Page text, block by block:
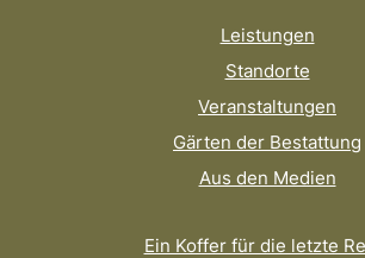
Leistungen
Standorte
Veranstaltungen
Gärten der Bestattung
Aus den Medien
Ein Koffer für die letzte